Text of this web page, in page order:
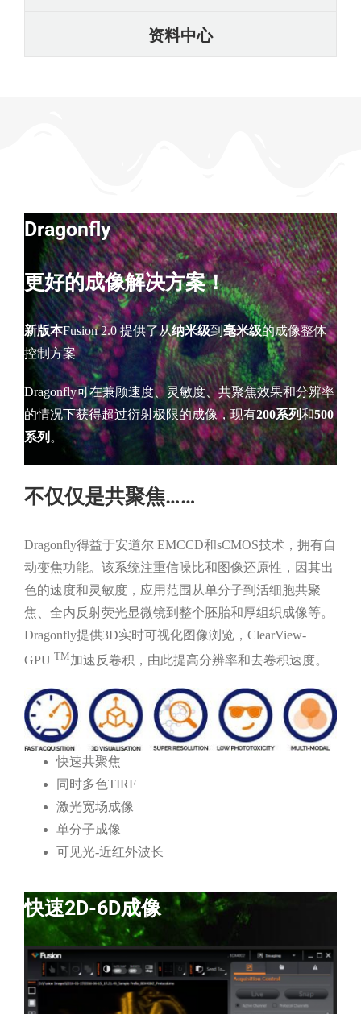
资料中心
Dragonfly
更好的成像解决方案！
新版本Fusion 2.0 提供了从纳米级到毫米级的成像整体
控制方案
Dragonfly可在兼顾速度、灵敏度、共聚焦效果和分辨率
的情况下获得超过衍射极限的成像，现有200系列和500
系列 。
不仅仅是共聚焦……
Dragonfly得益于安道尔 EMCCD和sCMOS技术，拥有自
动变焦功能。该系统注重信噪比和图像还原性，因其出
色的速度和灵敏度，应用范围从单分子到活细胞共聚
焦、全内反射荧光显微镜到整个胚胎和厚组织成像等。
Dragonfly提供3D实时可视化图像浏览，ClearView-
GPU TM加速反卷积，由此提高分辨率和去卷积速度。
快速共聚焦
同时多色TIRF
激光宽场成像
单分子成像
可见光-近红外波长
快速2D-6D成像